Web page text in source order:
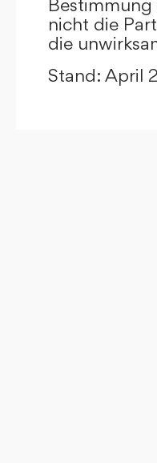
nicht die
die
Stand: April